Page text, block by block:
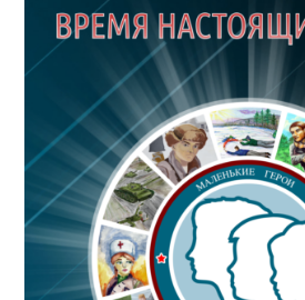
п
и
я
м